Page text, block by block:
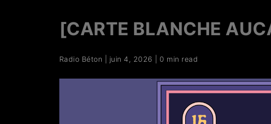
[CARTE BLANCHE
Radio Béton juin 4, 2026 0 min read